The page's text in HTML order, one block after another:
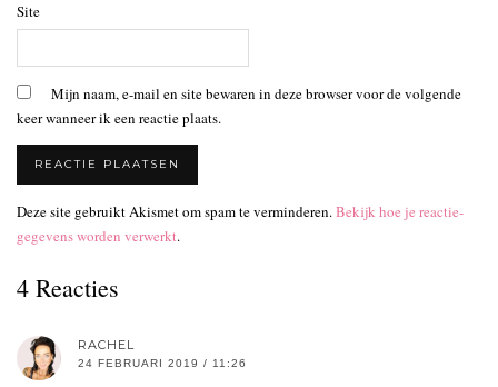
Site
Mijn naam, e-mail en site bewaren in deze browser voor de volgende
keer wanneer ik een reactie plaats.
Deze site gebruikt Akismet om spam te verminderen.Bekijk hoe je reactie-
gegevens worden verwerkt.
4 Reacties
RACHEL
24 FEBRUARI 2019 / 11:26